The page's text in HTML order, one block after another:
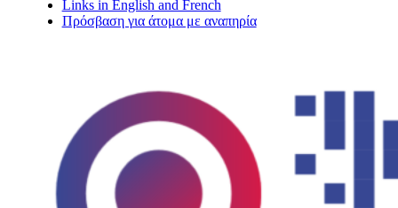
Links in English and French
Πρόσβαση για άτομα με αναπηρία